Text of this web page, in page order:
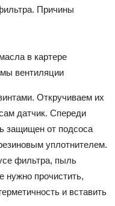
Причины
в картере
вентиляции
Откручиваем их
датчик. Спереди
защищен от подсоса
уплотнителем.
фильтра, пыль
нужно прочистить,
и вставить